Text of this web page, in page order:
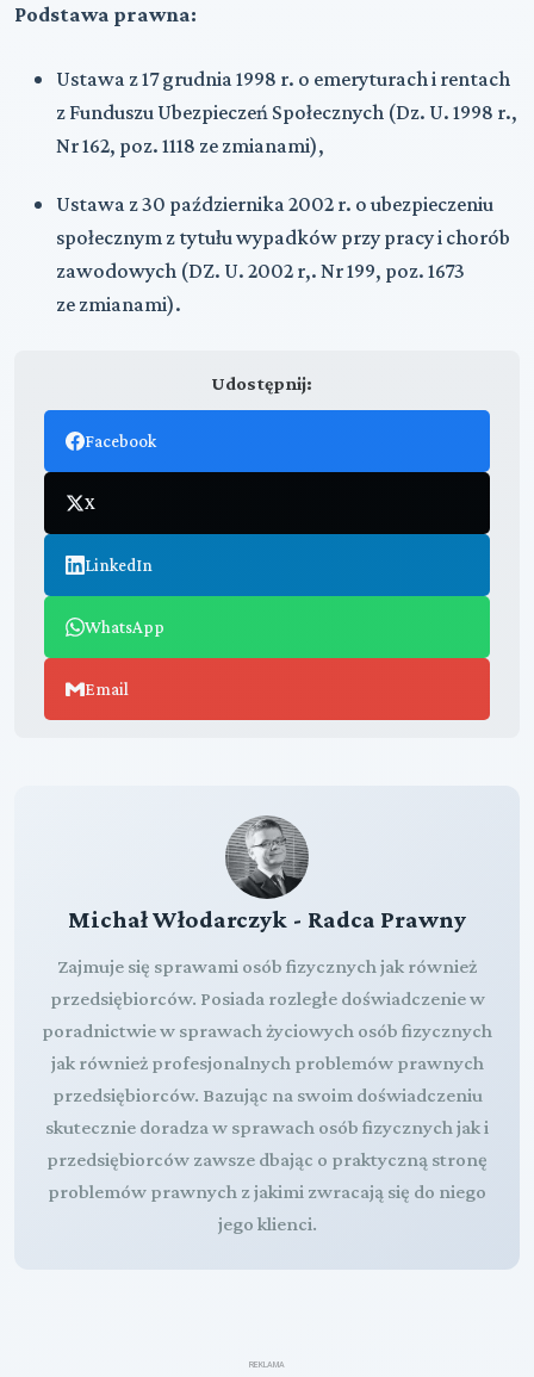
Podstawa prawna:
Ustawa z 17 grudnia 1998 r. o emeryturach i rentach
z Funduszu Ubezpieczeń Społecznych (Dz. U. 1998 r.,
Nr 162, poz. 1118 ze zmianami),
Ustawa z 30 października 2002 r. o ubezpieczeniu
społecznym z tytułu wypadków przy pracy i chorób
zawodowych (DZ. U. 2002 r,. Nr 199, poz. 1673
ze zmianami).
Udostępnij:
Facebook
X
LinkedIn
WhatsApp
Email
Michał Włodarczyk - Radca Prawny
Zajmuje się sprawami osób fizycznych jak również
przedsiębiorców. Posiada rozległe doświadczenie w
poradnictwie w sprawach życiowych osób fizycznych
jak również profesjonalnych problemów prawnych
przedsiębiorców. Bazując na swoim doświadczeniu
skutecznie doradza w sprawach osób fizycznych jak i
przedsiębiorców zawsze dbając o praktyczną stronę
problemów prawnych z jakimi zwracają się do niego
jego klienci.
REKLAMA